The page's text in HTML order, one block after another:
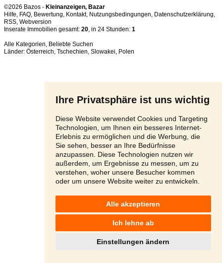
Ihre Privatsphäre ist uns wichtig
Diese Website verwendet Cookies und Targeting
Technologien, um Ihnen ein besseres Internet-
Erlebnis zu ermöglichen und die Werbung, die
Sie sehen, besser an Ihre Bedürfnisse
anzupassen. Diese Technologien nutzen wir
außerdem, um Ergebnisse zu messen, um zu
verstehen, woher unsere Besucher kommen
oder um unsere Website weiter zu entwickeln.
Alle akzeptieren
Ich lehne ab
Einstellungen ändern
©2026 Bazos - Kleinanzeigen, Bazar
Hilfe, FAQ, Bewertung, Kontakt, Nutzungsbedingungen, Datenschutzerklärung,
RSS,
Inserate Immobilien gesamt: 20, in 24 Stunden: 1
Alle Kategorien, Beliebte Suchen
Länder: Österreich, Tschechien, Slowakei, Polen